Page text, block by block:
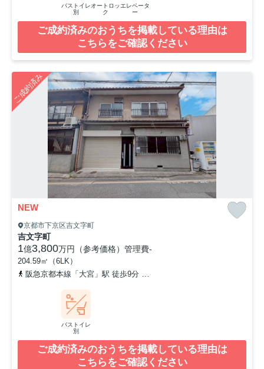
バストイレ
別
オートロッ
ク
エレベータ
ー
ご成約済みのおうちを掲載している理由は
こちらをご確認ください
ご成約済み
NEW
京都市下京区吉文字町
吉文字町
1億3,800万円（参考価格） 管理費-
204.59㎡（6LK）
阪急京都本線「大宮」駅 徒歩9分
バストイレ
別
ご成約済みのおうちを掲載している理由は
こちらをご確認ください